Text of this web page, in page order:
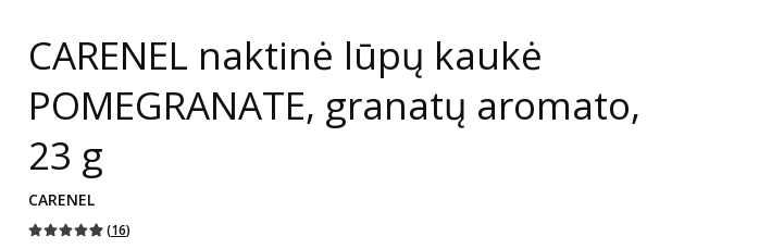
CARENEL naktinė lūpų kaukė
POMEGRANATE, granatų aromato,
23 g
CARENEL
(16)